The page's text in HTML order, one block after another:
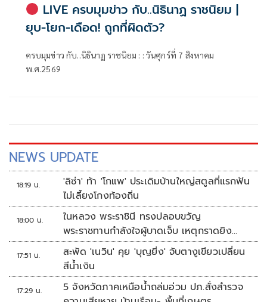
LIVE ครบมุมข่าว กับ..นิธินาฏ ราชนิยม |
ยุบ-โยก-เดือด! ถูกที่ผิดตัว?
ครบมุมข่าว กับ..นิธินาฏ ราชนิยม : : วันศุกร์ที่ 7 สิงหาคม
พ.ศ.2569
NEWS UPDATE
18:19 น.
'ลิซ่า' ท้า 'โกแพ' ประเดิมบ้านใหญ่สตูลที่แรกฟัน
ไม่เลี้ยงโกงท้องถิ่น
18:00 น.
ในหลวง พระราชินี ทรงปลอบขวัญ
พระราชทานกำลังใจผู้บาดเจ็บ เหตุกราดยิง
รร.เทพศิรินทร์นนทบุรี
17:51 น.
สะพัด 'เนวิน' คุย 'บุญยิ่ง' จับตางูเขียวเปลี่ยน
สีน้ำเงิน
17:29 น.
5 จังหวัดภาคเหนือน้ำถล่มอ่วม ปภ.สั่งสำรวจ